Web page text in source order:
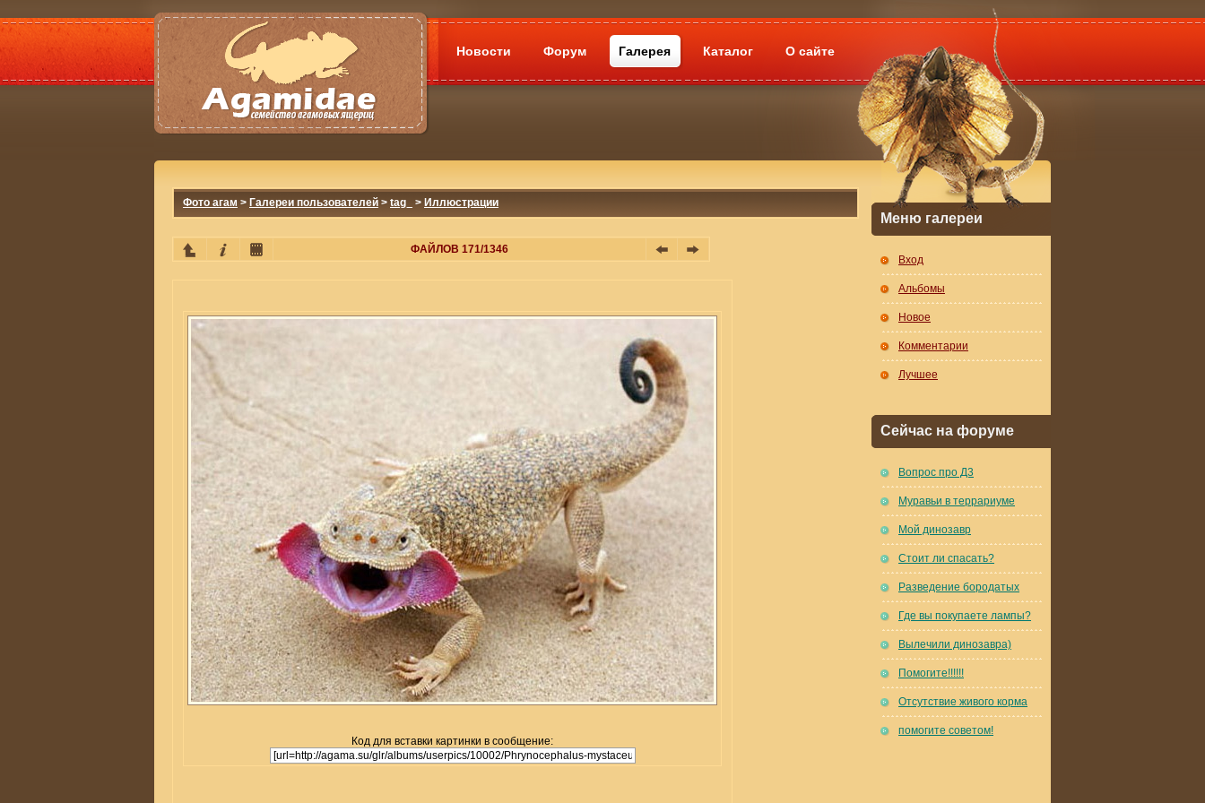
Новости Форум Галерея Каталог О сайте
Фото агам > Галереи пользователей > tag_ > Иллюстрации
ФАЙЛОВ 171/1346
Код для вставки картинки в сообщение:
Меню галереи
Вход
Альбомы
Новое
Комментарии
Лучшее
Сейчас на форуме
Вопрос про Д3
Муравьи в террариуме
Мой динозавр
Стоит ли спасать?
Разведение бородатых
Где вы покупаете лампы?
Вылечили динозавра)
Помогите!!!!!!
Отсутствие живого корма
помогите советом!